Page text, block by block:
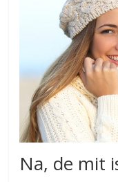
Na, de mit